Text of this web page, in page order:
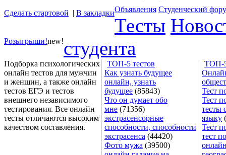
Сделать стартовой | В закладкиОбъявления Студенческий
Тесты
студента
Розыгрыши!new!
Подборка психологических
онлайн тестов для мужчин
и женщин, а также онлайн
тестов ЕГЭ и тестов
внешнего независимого
тестирования. Все онлайн
тесты отличаются высоким
качеством составления.
ТОП-5 тестов
ТОП-
Как узнать будущее
онлайн, узнать
будущее (85843)
Что он думает обо
мне (71356)
экстрасенсорные
способности, способности
экстрасенса (44420)
Фото мужа (39500)
Тест
Тест
тесты
языку
Тест
тест